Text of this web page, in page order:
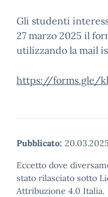
Gli studenti
27 marzo 2025 il
utilizzando la mail
https://forms.gle/
Pubblicato: 20.03.2025
Eccetto dove
stato rilasciato sotto
Attribuzione 4.0 Italia.